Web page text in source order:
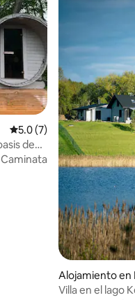
Calificación promedio: 5.0
5.0 (7)
de
Caminata
Alojamiento en
Villa en el lago